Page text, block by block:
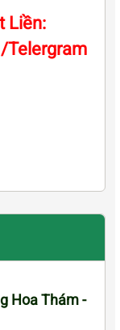
Liền:
Telergram
Hoa Thám -